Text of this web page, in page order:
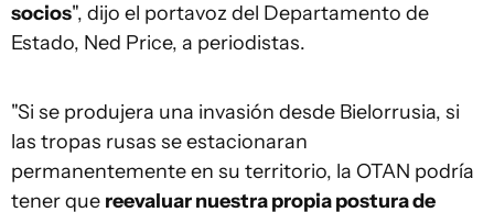
socios", dijo el portavoz del Departamento de
Estado, Ned Price, a periodistas.
"Si se produjera una invasión desde Bielorrusia, si
las tropas rusas se estacionaran
permanentemente en su territorio, la OTAN podría
tener que reevaluar nuestra propia postura de